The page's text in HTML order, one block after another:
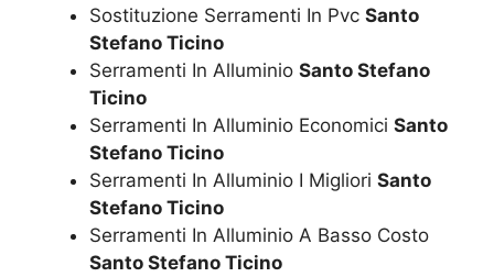
Sostituzione Serramenti In Pvc Santo
Stefano Ticino
Serramenti In Alluminio Santo Stefano
Ticino
Serramenti In Alluminio Economici Santo
Stefano Ticino
Serramenti In Alluminio I Migliori Santo
Stefano Ticino
Serramenti In Alluminio A Basso Costo
Santo Stefano Ticino